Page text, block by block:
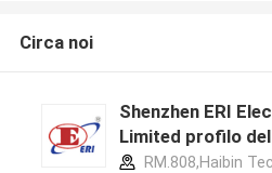
Circa noi
Shenzhen ERI
Limited profilo
RM.808,Haibin